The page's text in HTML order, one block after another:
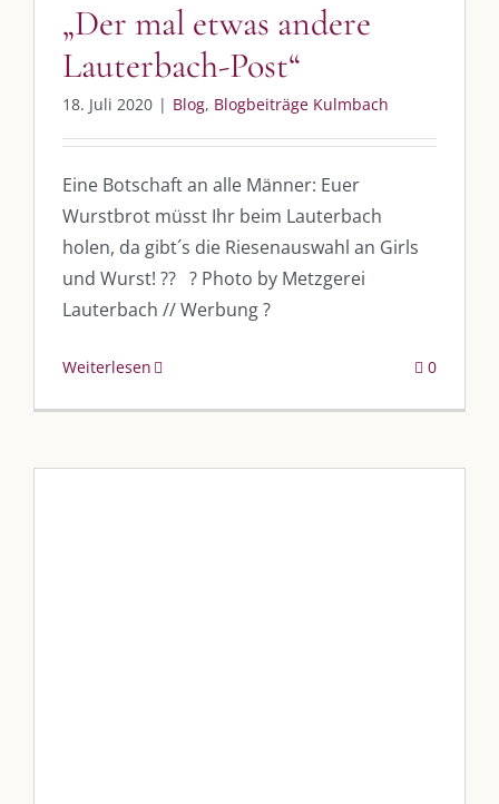
„Der mal etwas andere
Lauterbach-Post“
18. Juli 2020 | Blog, Blogbeiträge Kulmbach
Eine Botschaft an alle Männer: Euer
Wurstbrot müsst Ihr beim Lauterbach
holen, da gibt´s die Riesenauswahl an Girls
und Wurst! ?? ? Photo by Metzgerei
Lauterbach // Werbung ?
Weiterlesen 0